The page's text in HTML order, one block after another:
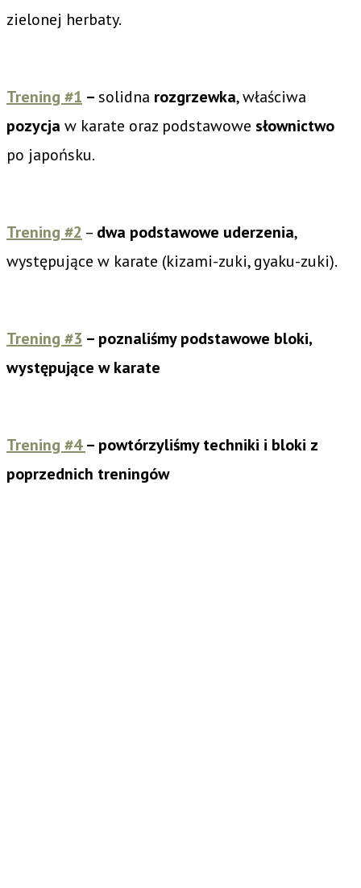
zielonej herbaty.
Trening #1 –solidna rozgrzewka, właściwa
pozycja w karate oraz podstawowe słownictwo
po japońsku.
Trening #2 – dwa podstawowe uderzenia,
występujące w karate (kizami-zuki, gyaku-zuki).
Trening #3 – poznaliśmy podstawowe bloki,
występujące w karate
Trening #4– powtórzyliśmy techniki i bloki z
poprzednich treningów